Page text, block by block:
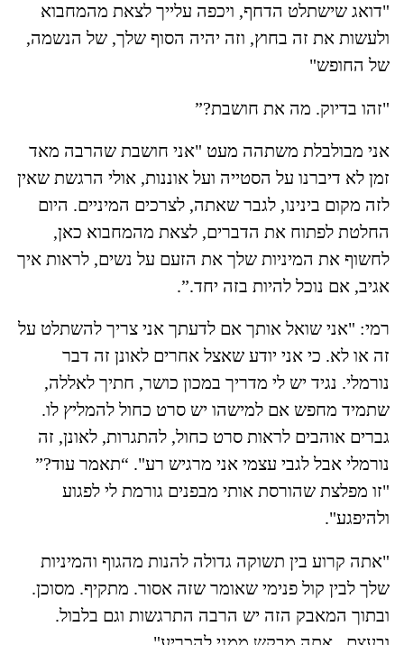
"דואג שישתלט הדחף, ויכפה עלייך לצאת מהמחבוא
ולעשות את זה בחוץ, וזה יהיה הסוף שלך, של הנשמה,
של החופש"
"זהו בדיוק. מה את חושבת?”
אני מבולבלת משתהה מעט "אני חושבת שהרבה מאד
זמן לא דיברנו על הסטייה ועל אוננות, אולי הרגשת שאין
לזה מקום בינינו, לגבר שאתה, לצרכים המיניים. היום
החלטת לפתוח את הדברים, לצאת מהמחבוא כאן,
לחשוף את המיניות שלך את הזעם על נשים, לראות איך
אגיב, אם נוכל להיות בזה יחד.”.
רמי: "אני שואל אותך אם לדעתך אני צריך להשתלט על
זה או לא. כי אני יודע שאצל אחרים לאונן זה דבר
נורמלי. נגיד יש לי מדריך במכון כושר, חתיך לאללה,
שתמיד מחפש אם למישהו יש סרט כחול להמליץ לו.
גברים אוהבים לראות סרט כחול, להתגרות, לאונן, זה
נורמלי אבל לגבי עצמי אני מרגיש רע". “תאמר עוד?”
"זו מפלצת שהורסת אותי מבפנים גורמת לי לפגוע
ולהיפגע".
"אתה קרוע בין תשוקה גדולה להנות מהגוף והמיניות
שלך לבין קול פנימי שאומר שזה אסור. מתקיף. מסוכן.
ובתוך המאבק הזה יש הרבה התרגשות וגם בלבול.